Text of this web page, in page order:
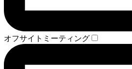
オフサイトミーティング